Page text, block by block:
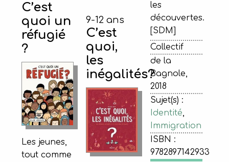
les
découvertes.
[SDM]
Collectif
de la
Bagnole,
2018
Sujet(s) :
Identité,
Immigration
ISBN :
9782897142933
C’est
quoi un
réfugié
?
Les jeunes,
tout comme
9-12 ans
C’est
quoi,
les
inégalités?